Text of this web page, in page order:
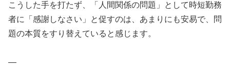
こうした手を打たず、「人間関係の問題」として時短勤務
者に「感謝しなさい」と促すのは、あまりにも安易で、問
題の本質をすり替えていると感じます。
—